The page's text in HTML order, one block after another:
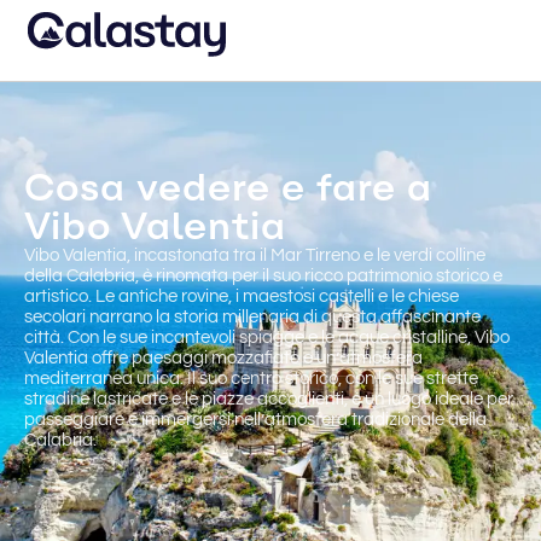
Cosa vedere e fare a
Vibo Valentia
Vibo Valentia, incastonata tra il Mar Tirreno e le verdi colline
della Calabria, è rinomata per il suo ricco patrimonio storico e
artistico. Le antiche rovine, i maestosi castelli e le chiese
secolari narrano la storia millenaria di questa affascinante
città. Con le sue incantevoli spiagge e le acque cristalline, Vibo
Valentia offre paesaggi mozzafiato e un’atmosfera
mediterranea unica. Il suo centro storico, con le sue strette
stradine lastricate e le piazze accoglienti, è un luogo ideale per
passeggiare e immergersi nell’atmosfera tradizionale della
Calabria.